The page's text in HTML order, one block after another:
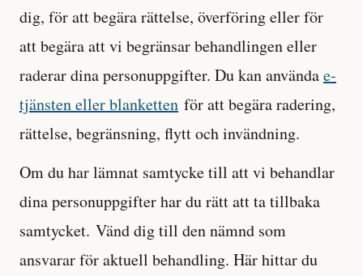
dig, för att begära rättelse, överföring eller för
att begära att vi begränsar behandlingen eller
raderar dina personuppgifter. Du kan användae-
tjänsten eller blanketten för att begära radering,
rättelse, begränsning, flytt och invändning.
Om du har lämnat samtycke till att vi behandlar
dina personuppgifter har du rätt att ta tillbaka
samtycket. Vänd dig till den nämnd som
ansvarar för aktuell behandling. Här hittar du